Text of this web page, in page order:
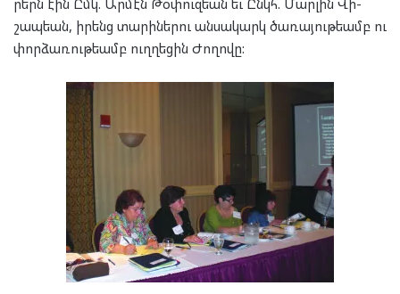
րերն էին Ըմկ. Ար­մէն Թօ­փուզ­եան եւ Ընկհ. Մար­լին Վի­
շապ­եան, իրենց տա­րի­նե­րու ան­սա­կարկ ծա­ռա­յու­թեամբ ու
փոր­ձա­ռու­թեամբ ուղ­ղե­ցին Ժո­ղո­վը: